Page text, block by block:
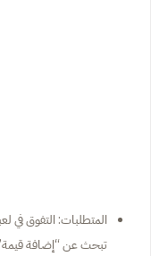
المتطلبات: التفوق في
تبحث عن “إضافة